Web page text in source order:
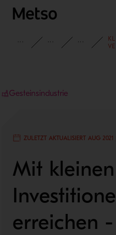
Zum
EINSICHTENBLOG
Gesteinsindustrie
ZULETZT AKTUALISIERT AUG
Mit kleinen
erreichen